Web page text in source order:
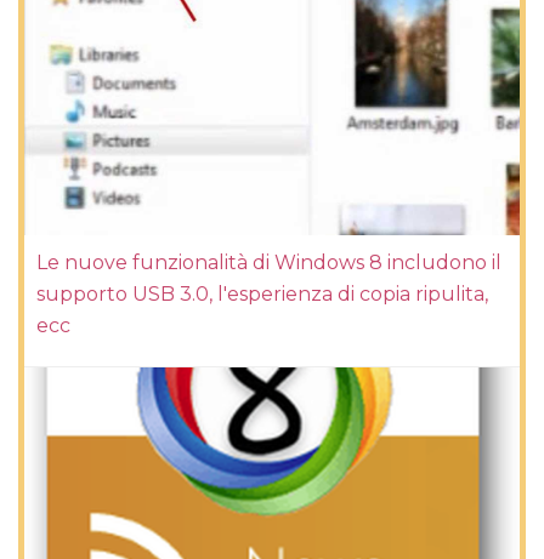
Le nuove funzionalità di Windows 8 includono il
supporto USB 3.0, l'esperienza di copia ripulita,
ecc